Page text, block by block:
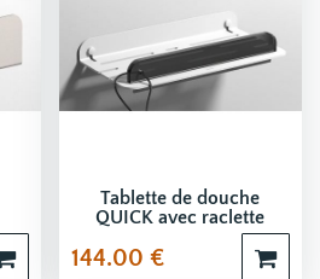
Tablette de douche
QUICK avec raclette
144.00 €